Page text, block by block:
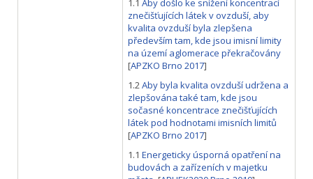
1.1 Aby došlo ke snížení koncentrací
znečišťujících látek v ovzduší, aby
kvalita ovzduší byla zlepšena
především tam, kde jsou imisní limity
na území aglomerace překračovány
[APZKO Brno 2017]
1.2Aby byla kvalita ovzduší udržena a
zlepšována také tam, kde jsou
sočasné koncentrace znečišťujících
látek pod hodnotami imisních limitů
[APZKO Brno 2017]
1.1 Energeticky úsporná opatření na
budovách a zařízeních v majetku